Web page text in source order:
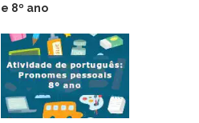
e 8º ano